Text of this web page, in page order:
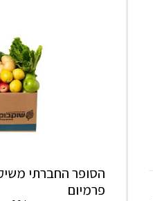
הסופר החברתי
פרמיום